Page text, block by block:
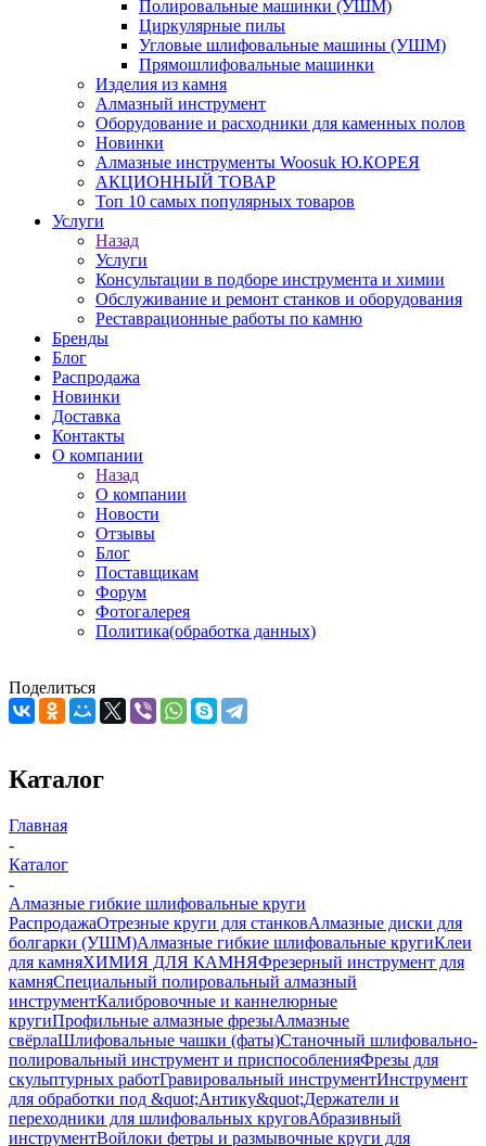
Полировальные машинки (УШМ)
Циркулярные пилы
Угловые шлифовальные машины (УШМ)
Прямошлифовальные машинки
Изделия из камня
Алмазный инструмент
Оборудование и расходники для каменных полов
Новинки
Алмазные инструменты Woosuk Ю.КОРЕЯ
АКЦИОННЫЙ ТОВАР
Топ 10 самых популярных товаров
Услуги
Назад
Услуги
Консультации в подборе инструмента и химии
Обслуживание и ремонт станков и оборудования
Реставрационные работы по камню
Бренды
Блог
Распродажа
Новинки
Доставка
Контакты
О компании
Назад
О компании
Новости
Отзывы
Блог
Поставщикам
Форум
Фотогалерея
Политика(обработка данных)
Поделиться
Каталог
Главная
-
Каталог
-
Алмазные гибкие шлифовальные круги
РаспродажаОтрезные круги для станковАлмазные диски для
болгарки (УШМ)Алмазные гибкие шлифовальные кругиКлеи
для камняХИМИЯ ДЛЯ КАМНЯФрезерный инструмент для
камняСпециальный полировальный алмазный
инструментКалибровочные и каннелюрные
кругиПрофильные алмазные фрезыАлмазные
свёрлаШлифовальные чашки (фаты)Станочный шлифовально-
полировальный инструмент и приспособленияФрезы для
скульптурных работГравировальный инструментИнструмент
для обработки под &quot;Антику&quot;Держатели и
переходники для шлифовальных круговАбразивный
инструментВойлоки фетры и размывочные круги для